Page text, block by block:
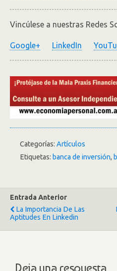
Vincúlese a nuestras Redes
Google+ LinkedIn
Categorías: Artículos
Etiquetas: banca de inversión,
Entrada Anterior
La Importancia De Las
Aptitudes En Linkedin
Deja una respuesta